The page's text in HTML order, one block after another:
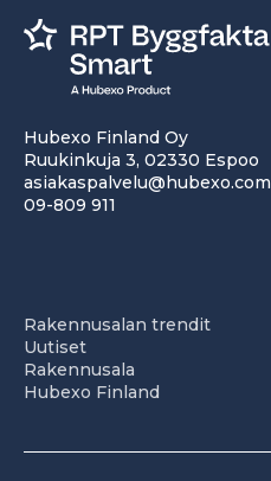
Hubexo Finland Oy
Ruukinkuja 3, 02330 Espoo
asiakaspalvelu@hubexo.com
09-809 911
Rakennusalan trendit
Uutiset
Rakennusala
Hubexo Finland